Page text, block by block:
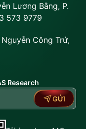
Lương Bằng, P.
573 9779
Công Trứ,
Research
GỬI